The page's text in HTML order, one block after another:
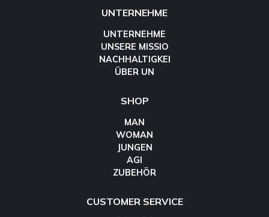
UNTERNEHME
UNTERNEHME
UNSERE MISSIO
NACHHALTIGKEI
ÜBER UN
SHOP
MAN
WOMAN
JUNGEN
AGI
ZUBEHÖR
CUSTOMER SERVICE